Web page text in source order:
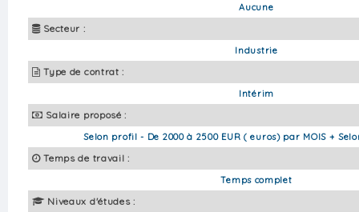
Aucune
Secteur :
Industrie
Type de contrat :
Intérim
Salaire proposé :
Selon profil - De 2000 à 2500 EUR ( euros) par MOIS +
Temps de travail :
Temps complet
Niveaux d'études :